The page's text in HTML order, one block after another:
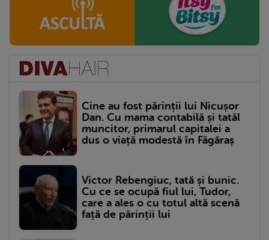
Cine au fost părinții lui Nicușor
Dan. Cu mama contabilă și tatăl
muncitor, primarul capitalei a
dus o viață modestă în Făgăraș
Victor Rebengiuc, tată și bunic.
Cu ce se ocupă fiul lui, Tudor,
care a ales o cu totul altă scenă
față de părinții lui